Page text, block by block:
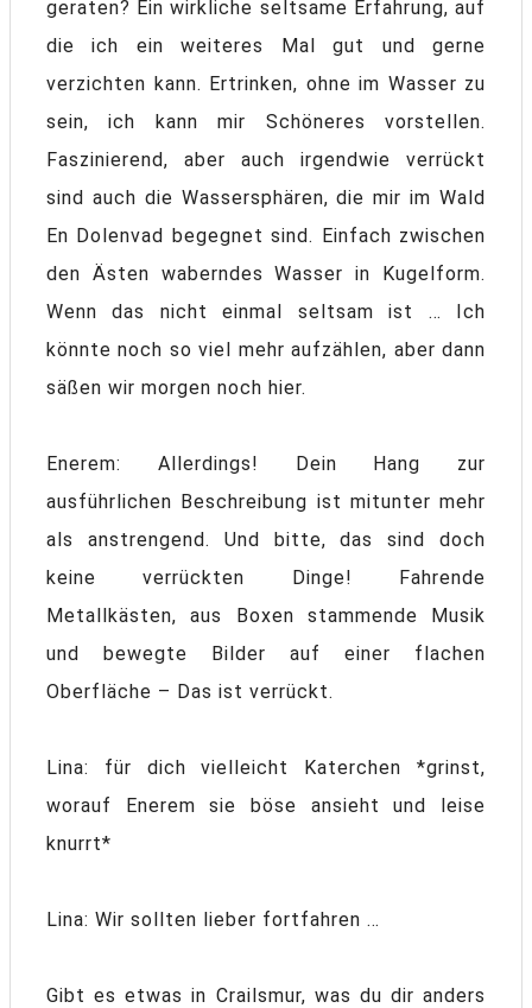
geraten? Ein wirkliche seltsame Erfahrung, auf
die ich ein weiteres Mal gut und gerne
verzichten kann. Ertrinken, ohne im Wasser zu
sein, ich kann mir Schöneres vorstellen.
Faszinierend, aber auch irgendwie verrückt
sind auch die Wassersphären, die mir im Wald
En Dolenvad begegnet sind. Einfach zwischen
den Ästen waberndes Wasser in Kugelform.
Wenn das nicht einmal seltsam ist … Ich
könnte noch so viel mehr aufzählen, aber dann
säßen wir morgen noch hier.
Enerem: Allerdings! Dein Hang zur
ausführlichen Beschreibung ist mitunter mehr
als anstrengend. Und bitte, das sind doch
keine verrückten Dinge! Fahrende
Metallkästen, aus Boxen stammende Musik
und bewegte Bilder auf einer flachen
Oberfläche – Das ist verrückt.
Lina: für dich vielleicht Katerchen *grinst,
worauf Enerem sie böse ansieht und leise
knurrt*
Lina: Wir sollten lieber fortfahren …
Gibt es etwas in Crailsmur, was du dir anders